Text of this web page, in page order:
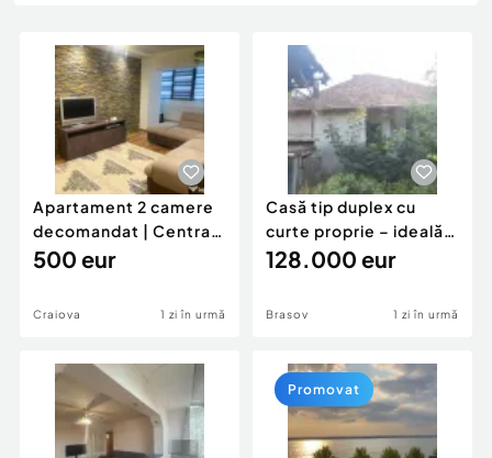
Animale de companie
Afaceri și echipamente profesionale
Inchiriere Bunuri si Vehicule
Piese auto si accesorii
Dacia Duster
Apartament 2 camere
decomandat | Centrală
proprie | 60 mp |
500 eur
Craiova 1 zi în urmă
Casă tip duplex cu
curte proprie – ideală
pentru renovar
128.000 eur
Brasov 1 zi în urmă
Promovat